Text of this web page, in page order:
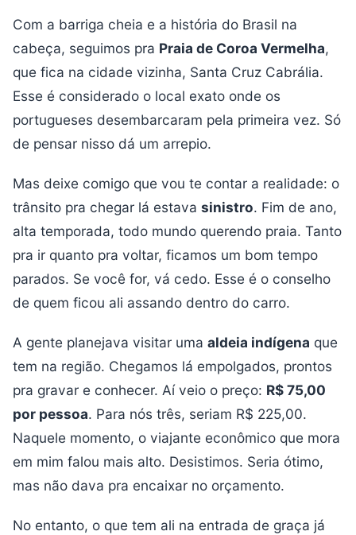
Com a barriga cheia e a história do Brasil na
cabeça, seguimos pra Praia de Coroa Vermelha,
que fica na cidade vizinha, Santa Cruz Cabrália.
Esse é considerado o local exato onde os
portugueses desembarcaram pela primeira vez. Só
de pensar nisso dá um arrepio.
Mas deixe comigo que vou te contar a realidade: o
trânsito pra chegar lá estava sinistro. Fim de ano,
alta temporada, todo mundo querendo praia. Tanto
pra ir quanto pra voltar, ficamos um bom tempo
parados. Se você for, vá cedo. Esse é o conselho
de quem ficou ali assando dentro do carro.
A gente planejava visitar uma aldeia indígena que
tem na região. Chegamos lá empolgados, prontos
pra gravar e conhecer. Aí veio o preço: R$ 75,00
por pessoa. Para nós três, seriam R$ 225,00.
Naquele momento, o viajante econômico que mora
em mim falou mais alto. Desistimos. Seria ótimo,
mas não dava pra encaixar no orçamento.
No entanto, o que tem ali na entrada de graça já